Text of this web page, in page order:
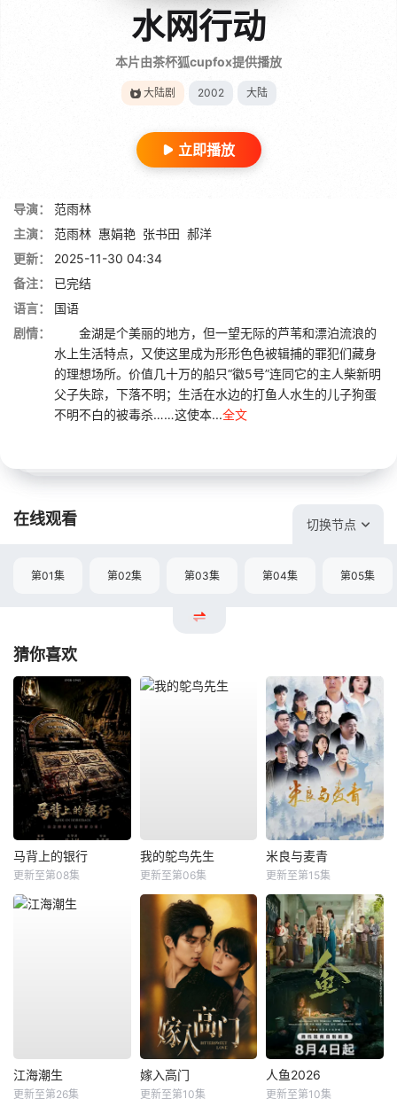
水网行动
本片由茶杯狐cupfox提供播放
大陆剧 2002 大陆
立即播放
导演：
范雨林
主演：
范雨林 惠娟艳 张书田 郝洋
更新：
2025-11-30 04:34
备注：
已完结
语言：
国语
剧情：
金湖是个美丽的地方，但一望无际的芦苇和漂泊流浪的
水上生活特点，又使这里成为形形色色被辑捕的罪犯们藏身
的理想场所。价值几十万的船只“徽5号”连同它的主人柴新明
父子失踪，下落不明；生活在水边的打鱼人水生的儿子狗蛋
不明不白的被毒杀……这使本...全文
在线观看 切换节点
第01集 第02集 第03集 第04集 第05集
猜你喜欢
马背上的银行
更新至第08集
我的鸵鸟先生
更新至第06集
米良与麦青
更新至第15集
江海潮生
更新至第26集
嫁入高门
更新至第10集
人鱼2026
更新至第10集